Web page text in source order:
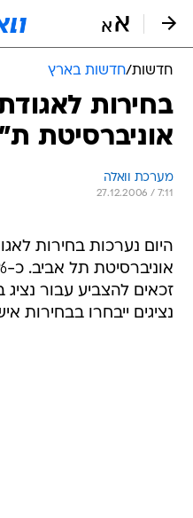
חדשות/חדשות בארץ
בחירות
אוניברסיטת
מערכת וואלה
27.12.2006 / 7:11
היום נערכות בחירות
נציגים ייבחרו בבחירות